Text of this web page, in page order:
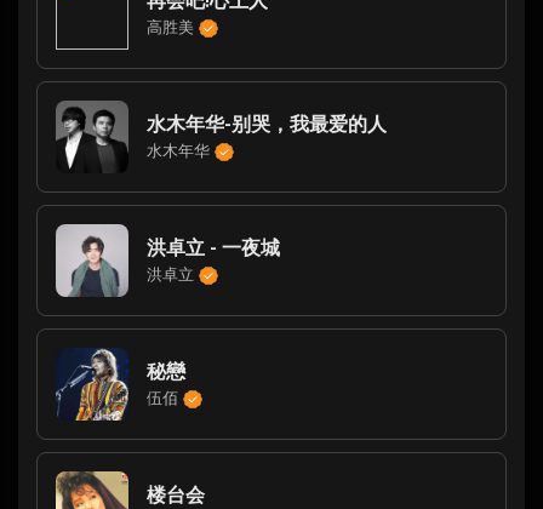
高胜美
水木年华-别哭，我最爱的人
水木年华
洪卓立 - 一夜城
洪卓立
秘戀
伍佰
楼台会